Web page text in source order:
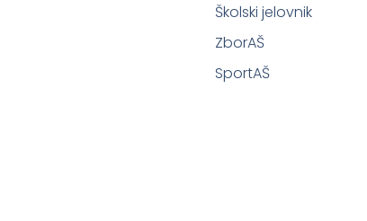
Školski jelovnik
ZborAŠ
SportAŠ